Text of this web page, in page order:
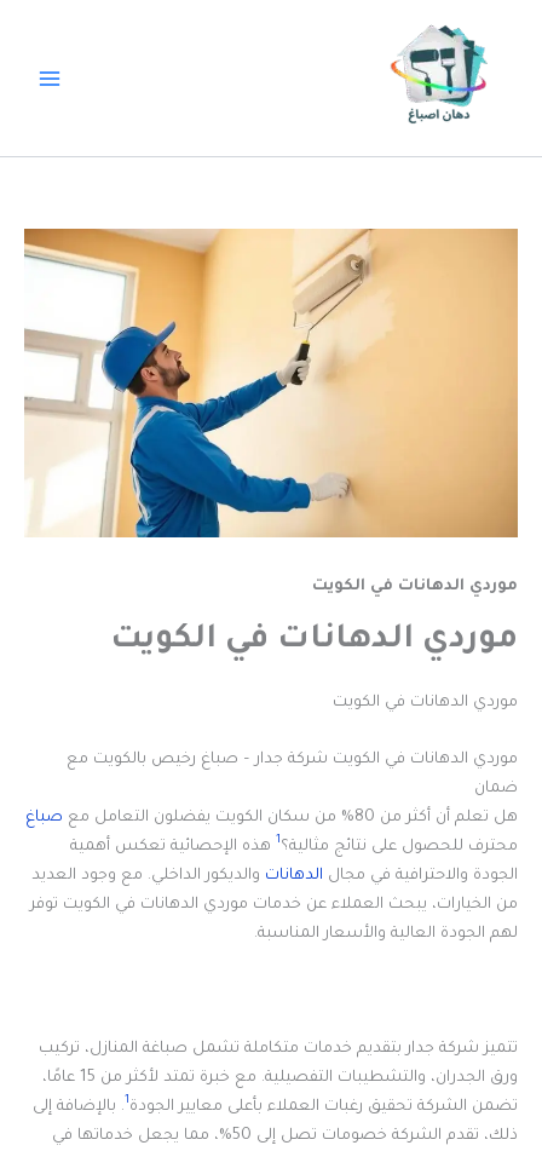
موردي الدهانات في الكويت
موردي الدهانات في الكويت
موردي الدهانات في الكويت
موردي الدهانات في الكويت شركة جدار – صباغ رخيص بالكويت مع
ضمان
هل تعلم أن أكثر من 80% من سكان الكويت يفضلون التعامل مع
صباغ
محترف للحصول على نتائج مثالية؟1
هذه الإحصائية تعكس أهمية
الجودة والاحترافية في مجال الدهانات والديكور الداخلي. مع وجود العديد
من الخيارات، يبحث العملاء عن خدمات موردي الدهانات في الكويت توفر
لهم الجودة العالية والأسعار المناسبة.
تتميز شركة جدار بتقديم خدمات متكاملة تشمل صباغة المنازل، تركيب
ورق الجدران، والتشطيبات التفصيلية. مع خبرة تمتد لأكثر من 15 عامًا،
تضمن الشركة تحقيق رغبات العملاء بأعلى معايير الجودة1. بالإضافة إلى
ذلك، تقدم الشركة خصومات تصل إلى 50%، مما يجعل خدماتها في